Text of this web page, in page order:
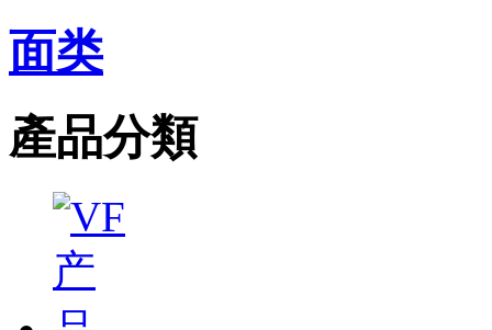
面类
產品分類